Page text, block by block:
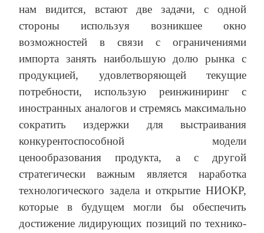
нам видится, встают две задачи, с одной
стороны используя возникшее окно
возможностей в связи с ограничениями
импорта занять наибольшую долю рынка с
продукцией, удовлетворяющей текущие
потребности, использую реинжиниринг с
иностранных аналогов и стремясь максимально
сократить издержки для выстраивания
конкурентоспособной модели
ценообразования продукта, а с другой
стратегически важным является наработка
технологического задела и открытие НИОКР,
которые в будущем могли бы обеспечить
достижение лидирующих позиций по технико-